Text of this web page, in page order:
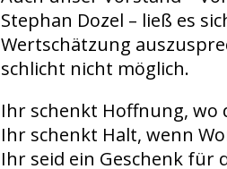
Stephan Dozel – ließ es
Wertschätzung
schlicht nicht möglich.
Ihr schenkt Hoffnung, wo
Ihr schenkt Halt, wenn
Ihr seid ein Geschenk für